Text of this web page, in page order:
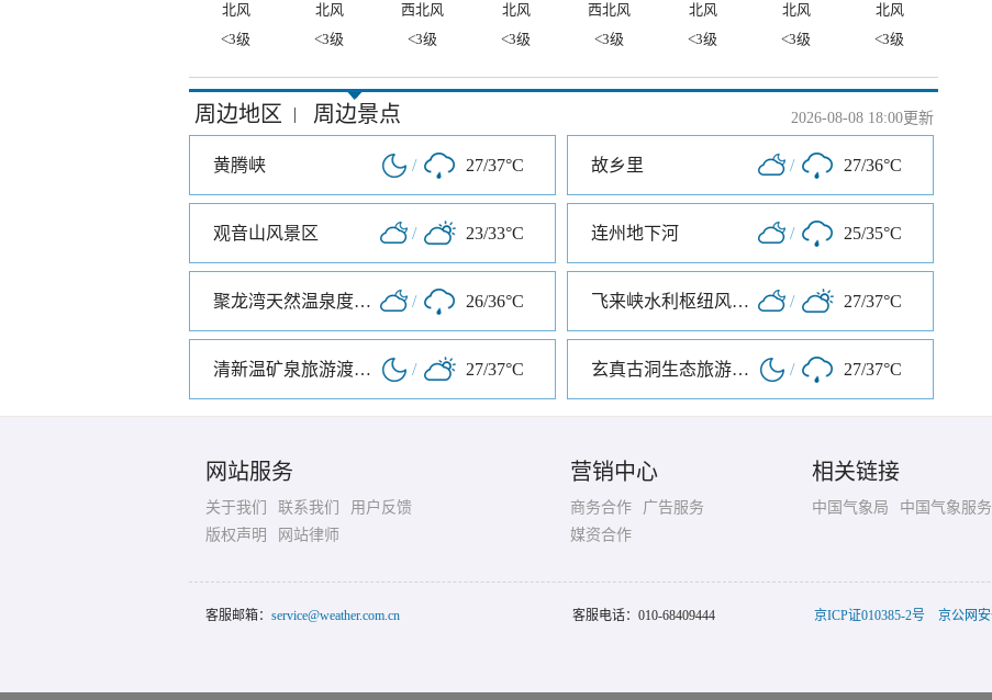
北风 北风 西北风 北风 西北风 北风 北风
北风
<3级
<3级 <3级 <3级 <3级 <3级 <3级 <3级
周边地区 | 周边景点 2026-08-08 18:00更新
黄腾峡 / 27/37°C 故乡里 / 27/36°C
观音山风景区 / 23/33°C 连州地下河 / 25/35°C
聚龙湾天然温泉度假村 / 26/36°C 飞来峡水利枢纽风景区 / 27/37°C
清新温矿泉旅游渡假区 / 27/37°C 玄真古洞生态旅游度假区 / 27/37°C
网站服务
关于我们 联系我们
用户反馈
版权声明
网站律师
营销中心
商务合作
广告服务
媒资合作
相关链接
中国气象局 中国气象服
客服邮箱： service@weather.com.cn 客服电话： 010-68409444 京ICP证010385-2号 京公网安